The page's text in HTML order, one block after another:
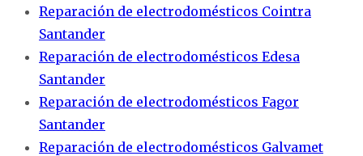
Reparación de electrodomésticos Cointra
Santander
Reparación de electrodomésticos Edesa
Santander
Reparación de electrodomésticos Fagor
Santander
Reparación de electrodomésticos Galvamet